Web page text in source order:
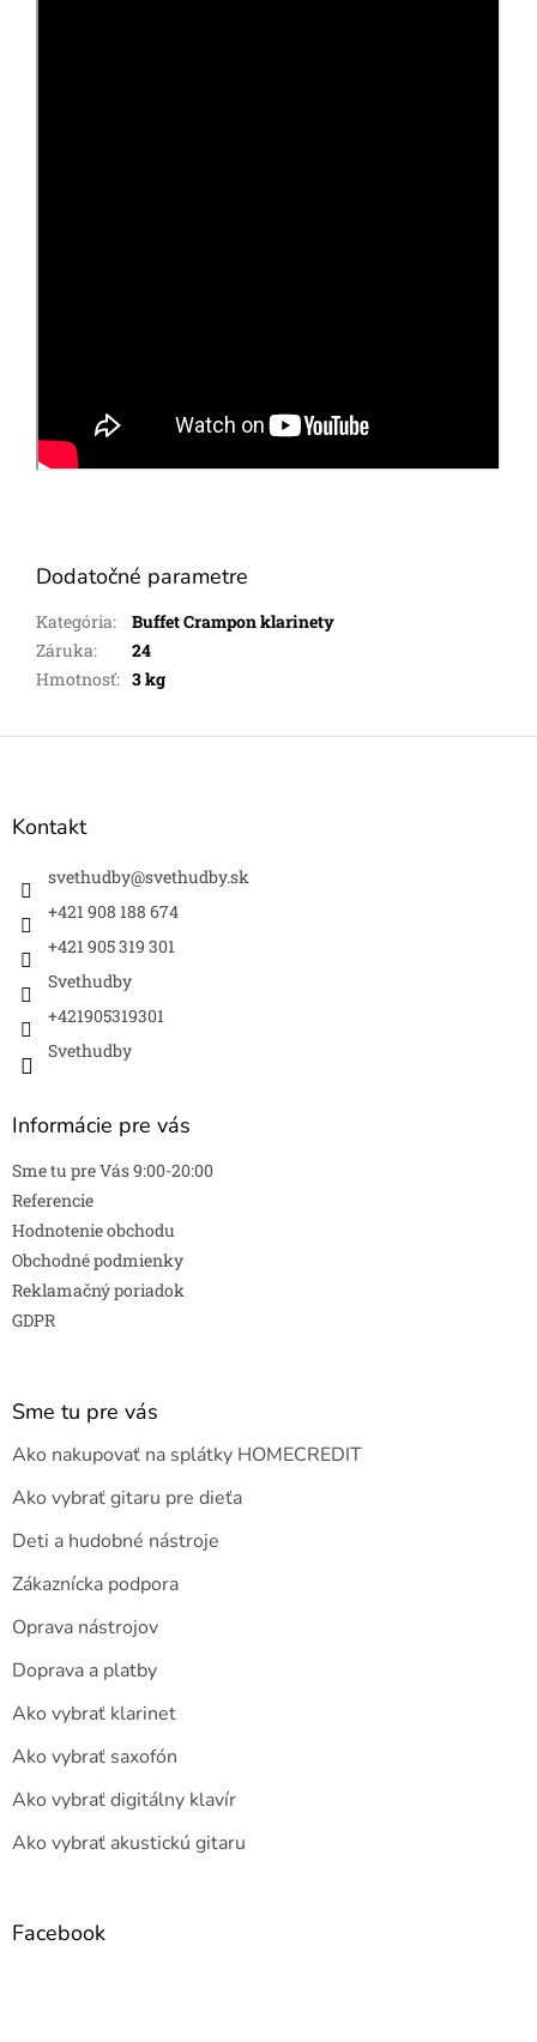
Dodatočné parametre
Kategória:
Buffet Crampon klarinety
Záruka:
24
Hmotnosť: 3 kg
Z
Kontakt
svethudby@svethudby.sk
+421 908 188 674
+421 905 319 301
Svethudby
+421905319301
Svethudby
Informácie pre vás
Sme tu pre Vás 9:00-20:00
Referencie
Hodnotenie obchodu
Obchodné podmienky
Reklamačný poriadok
GDPR
Sme tu pre vás
Ako nakupovať na splátky HOMECREDIT
Ako vybrať gitaru pre dieťa
Deti a hudobné nástroje
Zákaznícka podpora
Oprava nástrojov
Doprava a platby
Ako vybrať klarinet
Ako vybrať saxofón
Ako vybrať digitálny klavír
Ako vybrať akustickú gitaru
Facebook